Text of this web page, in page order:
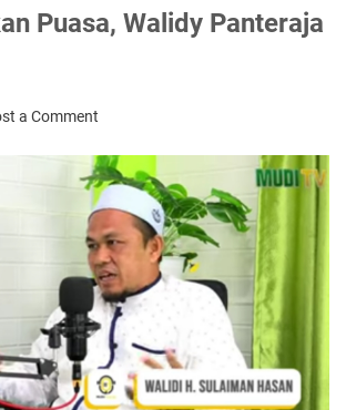
Puasa, Walidy Panteraja
a Comment